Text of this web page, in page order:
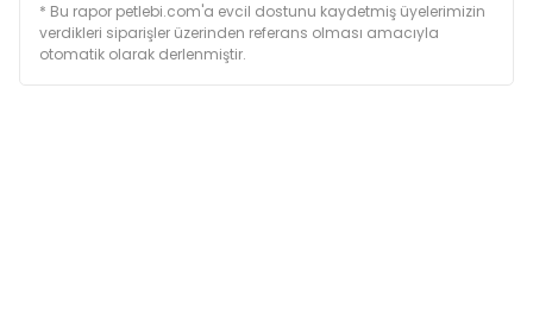
* Bu rapor petlebi.com'a evcil dostunu kaydetmiş üyelerimizin
verdikleri siparişler üzerinden referans olması amacıyla
otomatik olarak derlenmiştir.